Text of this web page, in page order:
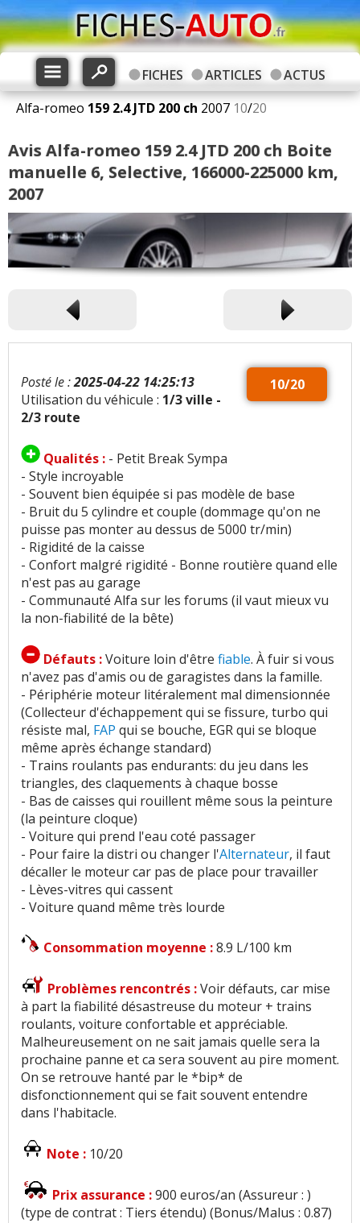
FICHES ARTICLES
ACTUS
Alfa-romeo 159 2.4 JTD 200 ch 2007 10/20
Avis Alfa-romeo 159 2.4 JTD 200 ch Boite
manuelle 6, Selective, 166000-225000 km,
2007
10/20
Posté le :2025-04-22 14:25:13
Utilisation du véhicule : 1/3 ville -
2/3 route
Qualités : - Petit Break Sympa
- Style incroyable
- Souvent bien équipée si pas modèle de base
- Bruit du 5 cylindre et couple (dommage qu'on ne
puisse pas monter au dessus de 5000 tr/min)
- Rigidité de la caisse
- Confort malgré rigidité - Bonne routière quand elle
n'est pas au garage
- Communauté Alfa sur les forums (il vaut mieux vu
la non-fiabilité de la bête)
Défauts :Voiture loin d'être fiable. À fuir si vous
n'avez pas d'amis ou de garagistes dans la famille.
- Périphérie moteur litéralement mal dimensionnée
(Collecteur d'échappement qui se fissure, turbo qui
résiste mal, FAP qui se bouche, EGR qui se bloque
même après échange standard)
- Trains roulants pas endurants: du jeu dans les
triangles, des claquements à chaque bosse
- Bas de caisses qui rouillent même sous la peinture
(la peinture cloque)
- Voiture qui prend l'eau coté passager
- Pour faire la distri ou changer l'Alternateur, il faut
décaller le moteur car pas de place pour travailler
- Lèves-vitres qui cassent
- Voiture quand même très lourde
Consommation moyenne :8.9 L/100 km
Problèmes rencontrés :Voir défauts, car mise
à part la fiabilité désastreuse du moteur + trains
roulants, voiture confortable et appréciable.
Malheureusement on ne sait jamais quelle sera la
prochaine panne et ca sera souvent au pire moment.
On se retrouve hanté par le *bip* de
disfonctionnement qui se fait souvent entendre
dans l'habitacle.
Note : 10/20
Prix assurance :900 euros/an (Assureur : )
(type de contrat : Tiers étendu) (Bonus/Malus : 0.87)